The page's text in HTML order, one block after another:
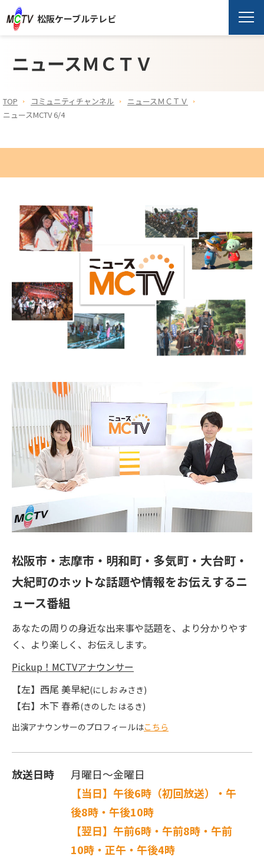
松阪ケーブルテレビ
ニュースＭＣＴＶ
TOP コミュニティチャンネル
ニュースＭＣＴＶ
ニュースMCTV 6/4
松阪市・志摩市・明和町・多気町・大台町・
大紀町のホットな話題や情報をお伝えするニ
ュース番組
あなたの周りの身近な出来事や話題を、より分かりやす
く、より楽しく、お伝えします。
Pickup！MCTVアナウンサー
【左】西尾 美早紀(にしお みさき)
【右】木下 春希(きのした はるき)
出演アナウンサーのプロフィールはこちら
放送日時
月曜日～金曜日
【当日】午後6時（初回放送）・午
後8時・午後10時
【翌日】午前6時・午前8時・午前
10時・正午・午後4時